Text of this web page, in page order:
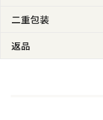
二重包装
返品